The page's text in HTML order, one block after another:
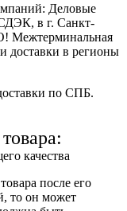
Деловые
, в г. Санкт-
Межтерминальная
доставки в регионы
по СПБ.
качества
после его
то он может